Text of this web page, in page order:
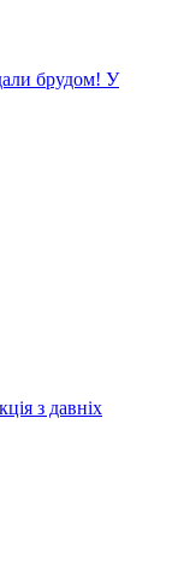
брудом! У
з давніх